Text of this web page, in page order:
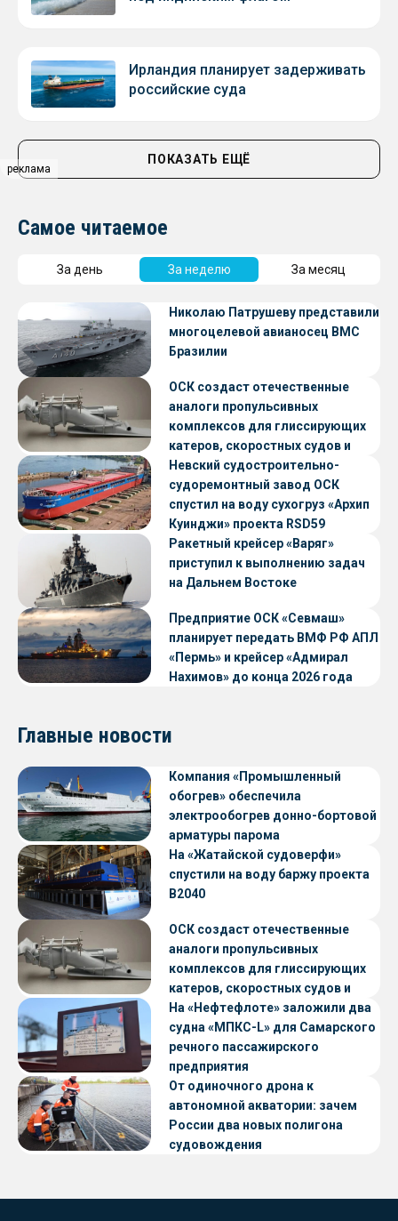
реклама
Ирландия планирует задерживать
российские суда
ПОКАЗАТЬ ЕЩЁ
Самое читаемое
За день За неделю За месяц
Николаю Патрушеву представили
многоцелевой авианосец ВМС
Бразилии
ОСК создаст отечественные
аналоги пропульсивных
комплексов для глиссирующих
катеров, скоростных судов и
судов с малой осадкой
Невский судостроительно-
судоремонтный завод ОСК
спустил на воду сухогруз «Архип
Куинджи» проекта RSD59
Ракетный крейсер «Варяг»
приступил к выполнению задач
на Дальнем Востоке
Предприятие ОСК «Севмаш»
планирует передать ВМФ РФ АПЛ
«Пермь» и крейсер «Адмирал
Нахимов» до конца 2026 года
Главные новости
Компания «Промышленный
обогрев» обеспечила
электрообогрев донно-бортовой
арматуры парома
«Петропавловск» проекта CNF22
На «Жатайской судоверфи»
спустили на воду баржу проекта
В2040
ОСК создаст отечественные
аналоги пропульсивных
комплексов для глиссирующих
катеров, скоростных судов и
судов с малой осадкой
На «Нефтефлоте» заложили два
судна «МПКС-L» для Самарского
речного пассажирского
предприятия
От одиночного дрона к
автономной акватории: зачем
России два новых полигона
судовождения